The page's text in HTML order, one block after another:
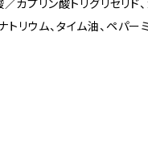
カプリン酸トリグリセリド
トリウム、タイム油、ペパー